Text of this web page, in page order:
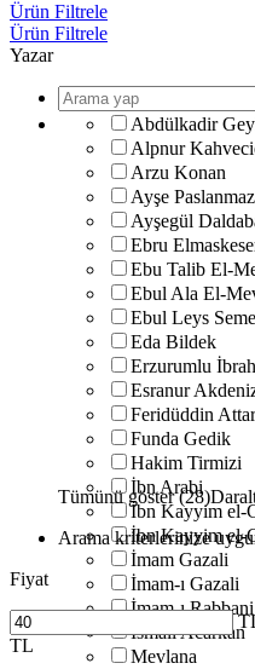
Ürün Filtrele
Ürün Filtrele
Yazar
Abdülkadir
Alpnur
Arzu Konan
Ayşe Paslanmaz
Ayşegül
Ebru
Ebu Talib El-
Ebul Ala El-
Ebul Leys
Eda Bildek
Erzurumlu
Esranur
Feridüddin Attar
Funda Gedik
Hakim Tirmizi
İbn Arabi
İbn Kayyim el-
İbn Kayyim el-
İmam Gazali
İmam-ı Gazali
İmam-ı Rabbani
İsmail Acarkan
Mevlana
Tümünü göster (28)
Arama kriterlerinize
Fiyat
TL